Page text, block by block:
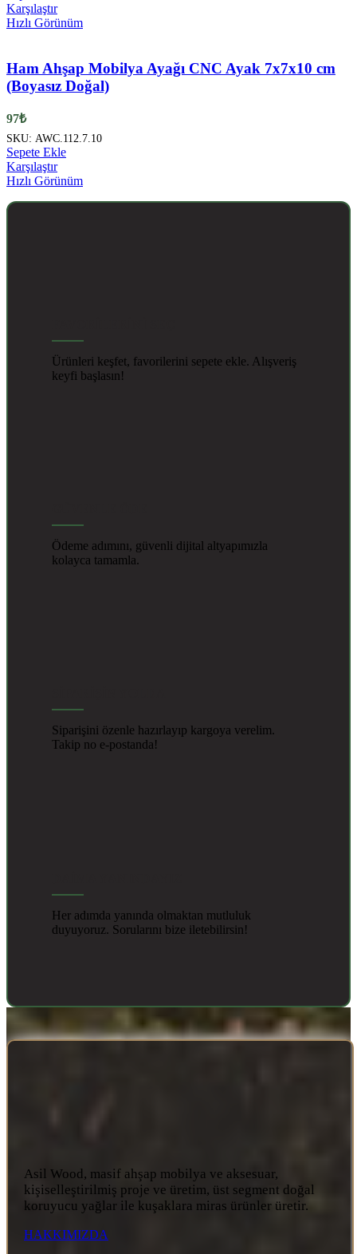
Karşılaştır
Hızlı Görünüm
Ham Ahşap Mobilya Ayağı CNC Ayak 7x7x10 cm
(Boyasız Doğal)
97₺
SKU: AWC.112.7.10
Sepete Ekle
Karşılaştır
Hızlı Görünüm
Ürünleri keşfet, favorilerini sepete ekle. Alışveriş
keyfi başlasın!
Ödeme adımını, güvenli dijital altyapımızla
kolayca tamamla.
Siparişini özenle hazırlayıp kargoya verelim.
Takip no e-postanda!
Her adımda yanında olmaktan mutluluk
duyuyoruz. Sorularını bize iletebilirsin!
Asil Wood, masif ahşap mobilya ve aksesuar,
kişiselleştirilmiş proje ve üretim, üst segment doğal
koruyucu yağlar ile kuşaklara miras ürünler üretir.
HAKKIMIZDA